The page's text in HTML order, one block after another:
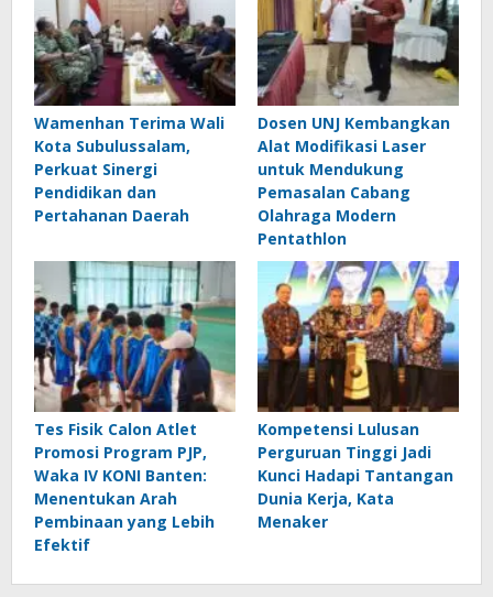
Wamenhan Terima Wali
Kota Subulussalam,
Perkuat Sinergi
Pendidikan dan
Pertahanan Daerah
Dosen UNJ Kembangkan
Alat Modifikasi Laser
untuk Mendukung
Pemasalan Cabang
Olahraga Modern
Pentathlon
Tes Fisik Calon Atlet
Promosi Program PJP,
Waka IV KONI Banten:
Menentukan Arah
Pembinaan yang Lebih
Efektif
Kompetensi Lulusan
Perguruan Tinggi Jadi
Kunci Hadapi Tantangan
Dunia Kerja, Kata
Menaker